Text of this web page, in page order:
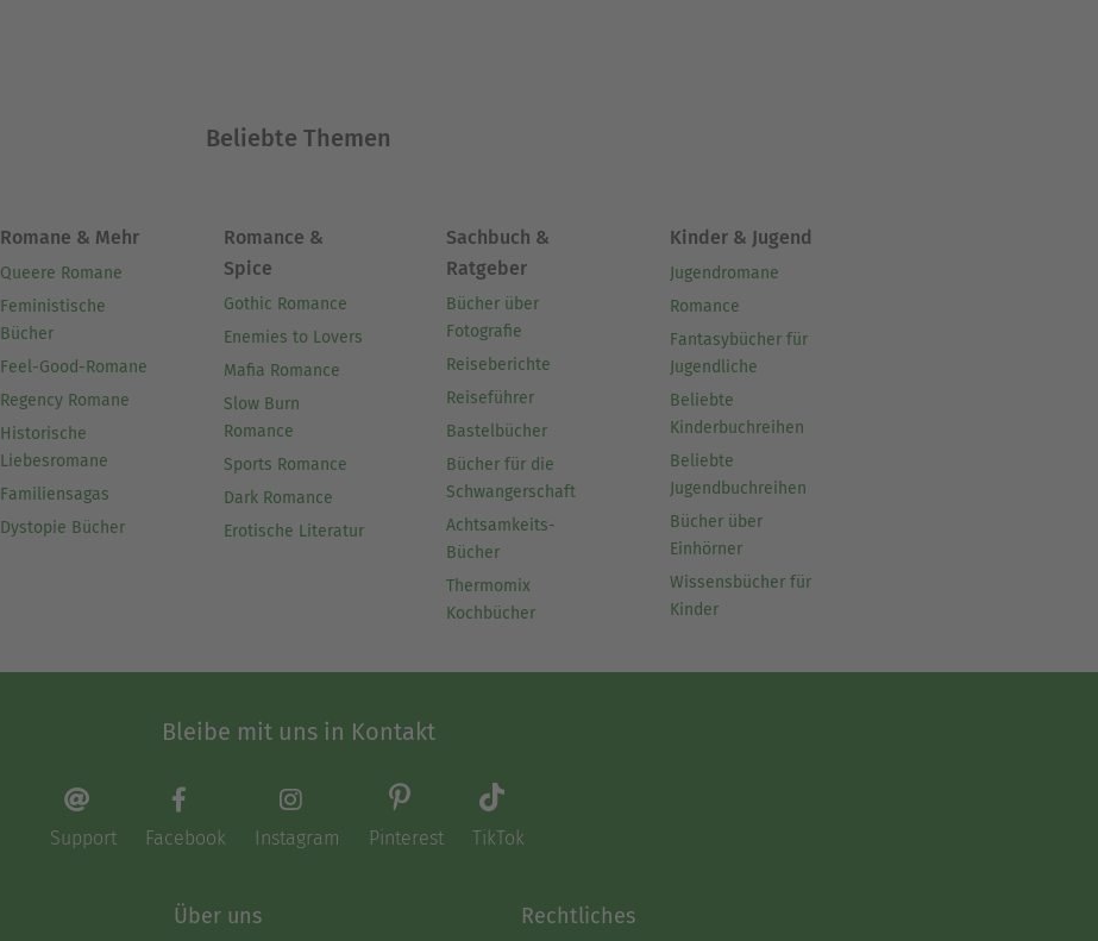
Beliebte Themen
Romane & Mehr
Queere Romane
Feministische
Bücher
Feel-Good-Romane
Regency Romane
Historische
Liebesromane
Familiensagas
Dystopie Bücher
Romance &
Spice
Gothic Romance
Enemies to Lovers
Mafia Romance
Slow Burn
Romance
Sports Romance
Dark Romance
Erotische Literatur
Sachbuch &
Ratgeber
Bücher über
Fotografie
Reiseberichte
Reiseführer
Bastelbücher
Bücher für die
Schwangerschaft
Achtsamkeits-
Bücher
Thermomix
Kochbücher
Kinder & Jugend
Jugendromane
Romance
Fantasybücher für
Jugendliche
Beliebte
Kinderbuchreihen
Beliebte
Jugendbuchreihen
Bücher über
Einhörner
Wissensbücher für
Kinder
Bleibe mit uns in Kontakt
Support Facebook Instagram Pinterest TikTok
Über uns Rechtliches